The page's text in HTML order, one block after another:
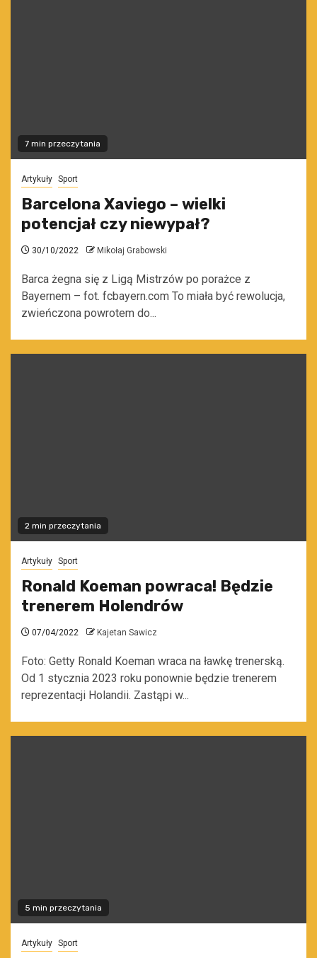
7 min przeczytania
Artykuły Sport
Barcelona Xaviego – wielki
potencjał czy niewypał?
30/10/2022 Mikołaj Grabowski
Barca żegna się z Ligą Mistrzów po porażce z
Bayernem – fot. fcbayern.com To miała być rewolucja,
zwieńczona powrotem do...
2 min przeczytania
Artykuły Sport
Ronald Koeman powraca! Będzie
trenerem Holendrów
07/04/2022 Kajetan Sawicz
Foto: Getty Ronald Koeman wraca na ławkę trenerską.
Od 1 stycznia 2023 roku ponownie będzie trenerem
reprezentacji Holandii. Zastąpi w...
5 min przeczytania
Artykuły Sport